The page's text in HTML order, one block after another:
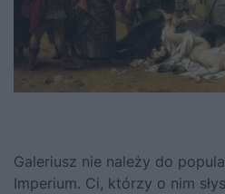
Galeriusz nie należy do
Imperium. Ci, którzy o nim